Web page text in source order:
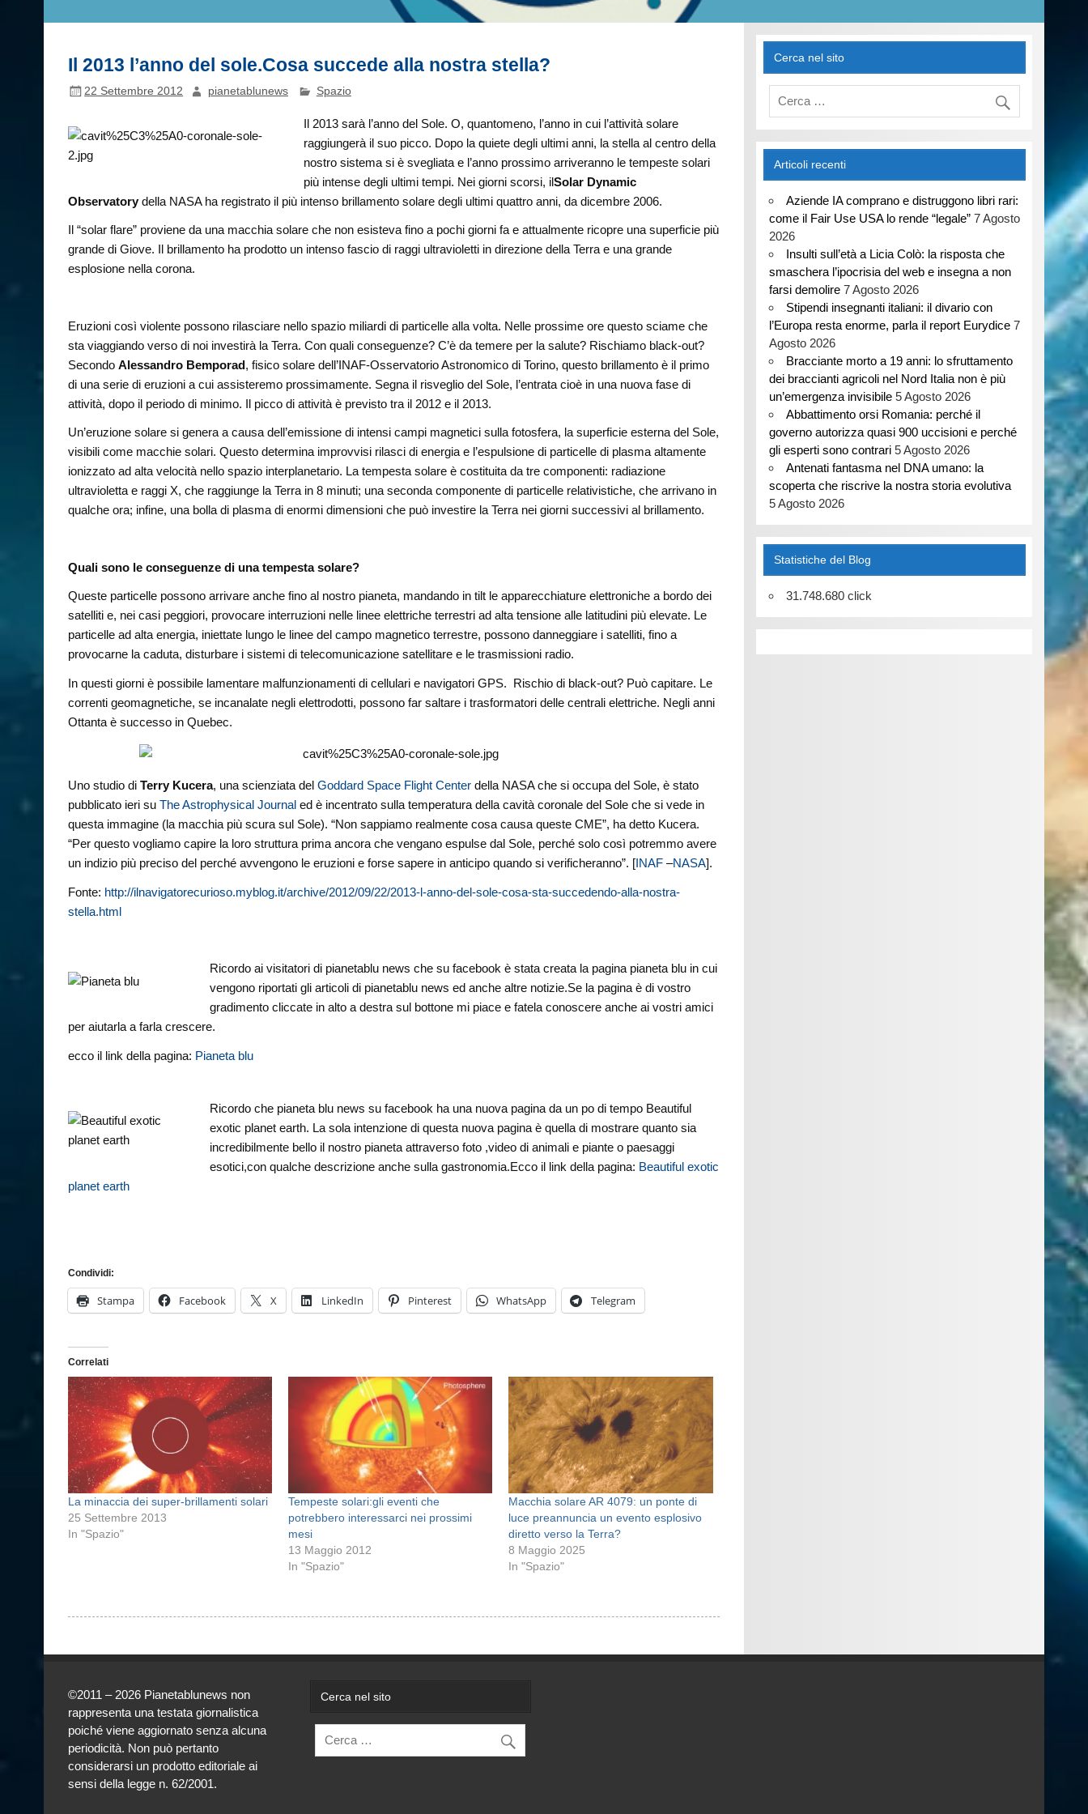
Il 2013 l’anno del sole.Cosa succede alla nostra stella?
22 Settembre 2012 pianetablunews Spazio
Il 2013 sarà l’anno del Sole. O, quantomeno, l’anno in cui l’attività solare
raggiungerà il suo picco. Dopo la quiete degli ultimi anni, la stella al centro della
nostro sistema si è svegliata e l’anno prossimo arriveranno le tempeste solari
più intense degli ultimi tempi. Nei giorni scorsi, ilSolar Dynamic
Observatory della NASA ha registrato il più intenso brillamento solare degli ultimi quattro anni, da dicembre 2006.
Il “solar flare” proviene da una macchia solare che non esisteva fino a pochi giorni fa e attualmente ricopre una superficie più
grande di Giove. Il brillamento ha prodotto un intenso fascio di raggi ultravioletti in direzione della Terra e una grande
esplosione nella corona.
Eruzioni così violente possono rilasciare nello spazio miliardi di particelle alla volta. Nelle prossime ore questo sciame che
sta viaggiando verso di noi investirà la Terra. Con quali conseguenze? C’è da temere per la salute? Rischiamo black-out?
SecondoAlessandro Bemporad, fisico solare dell’INAF-Osservatorio Astronomico di Torino, questo brillamento è il primo
di una serie di eruzioni a cui assisteremo prossimamente. Segna il risveglio del Sole, l’entrata cioè in una nuova fase di
attività, dopo il periodo di minimo. Il picco di attività è previsto tra il 2012 e il 2013.
Un’eruzione solare si genera a causa dell’emissione di intensi campi magnetici sulla fotosfera, la superficie esterna del Sole,
visibili come macchie solari. Questo determina improvvisi rilasci di energia e l’espulsione di particelle di plasma altamente
ionizzato ad alta velocità nello spazio interplanetario. La tempesta solare è costituita da tre componenti: radiazione
ultravioletta e raggi X, che raggiunge la Terra in 8 minuti; una seconda componente di particelle relativistiche, che arrivano in
qualche ora; infine, una bolla di plasma di enormi dimensioni che può investire la Terra nei giorni successivi al brillamento.
Quali sono le conseguenze di una tempesta solare?
Queste particelle possono arrivare anche fino al nostro pianeta, mandando in tilt le apparecchiature elettroniche a bordo dei
satelliti e, nei casi peggiori, provocare interruzioni nelle linee elettriche terrestri ad alta tensione alle latitudini più elevate. Le
particelle ad alta energia, iniettate lungo le linee del campo magnetico terrestre, possono danneggiare i satelliti, fino a
provocarne la caduta, disturbare i sistemi di telecomunicazione satellitare e le trasmissioni radio.
In questi giorni è possibile lamentare malfunzionamenti di cellulari e navigatori GPS. Rischio di black-out? Può capitare. Le
correnti geomagnetiche, se incanalate negli elettrodotti, possono far saltare i trasformatori delle centrali elettriche. Negli anni
Ottanta è successo in Quebec.
Uno studio diTerry Kucera, una scienziata delGoddard Space Flight Center della NASA che si occupa del Sole, è stato
pubblicato ieri suThe Astrophysical Journal ed è incentrato sulla temperatura della cavità coronale del Sole che si vede in
questa immagine (la macchia più scura sul Sole). “Non sappiamo realmente cosa causa queste CME”, ha detto Kucera.
“Per questo vogliamo capire la loro struttura prima ancora che vengano espulse dal Sole, perché solo così potremmo avere
un indizio più preciso del perché avvengono le eruzioni e forse sapere in anticipo quando si verificheranno”. [INAF –NASA].
Fonte: http://ilnavigatorecurioso.myblog.it/archive/2012/09/22/2013-l-anno-del-sole-cosa-sta-succedendo-alla-nostra-
stella.html
Ricordo ai visitatori di pianetablu news che su facebook è stata creata la pagina pianeta blu in cui
vengono riportati gli articoli di pianetablu news ed anche altre notizie.Se la pagina è di vostro
gradimento cliccate in alto a destra sul bottone mi piace e fatela conoscere anche ai vostri amici
per aiutarla a farla crescere.
ecco il link della pagina: Pianeta blu
Ricordo che pianeta blu news su facebook ha una nuova pagina da un po di tempo Beautiful
exotic planet earth. La sola intenzione di questa nuova pagina è quella di mostrare quanto sia
incredibilmente bello il nostro pianeta attraverso foto ,video di animali e piante o paesaggi
esotici,con qualche descrizione anche sulla gastronomia.Ecco il link della pagina: Beautiful exotic
planet earth
Condividi:
Stampa Facebook X LinkedIn Pinterest WhatsApp Telegram
Correlati
La minaccia dei super-brillamenti solari
25 Settembre 2013
In "Spazio"
Tempeste solari:gli eventi che
potrebbero interessarci nei prossimi
mesi
13 Maggio 2012
In "Spazio"
Macchia solare AR 4079: un ponte di
luce preannuncia un evento esplosivo
diretto verso la Terra?
8 Maggio 2025
In "Spazio"
Cerca nel sito
Articoli recenti
Aziende IA comprano e distruggono libri rari:
come il Fair Use USA lo rende “legale” 7 Agosto
2026
Insulti sull’età a Licia Colò: la risposta che
smaschera l’ipocrisia del web e insegna a non
farsi demolire 7 Agosto 2026
Stipendi insegnanti italiani: il divario con
l’Europa resta enorme, parla il report Eurydice 7
Agosto 2026
Bracciante morto a 19 anni: lo sfruttamento
dei braccianti agricoli nel Nord Italia non è più
un’emergenza invisibile 5 Agosto 2026
Abbattimento orsi Romania: perché il
governo autorizza quasi 900 uccisioni e perché
gli esperti sono contrari 5 Agosto 2026
Antenati fantasma nel DNA umano: la
scoperta che riscrive la nostra storia evolutiva
5 Agosto 2026
Statistiche del Blog
31.748.680 click
©2011 – 2026 Pianetablunews non
rappresenta una testata giornalistica
poiché viene aggiornato senza alcuna
periodicità. Non può pertanto
considerarsi un prodotto editoriale ai
sensi della legge n. 62/2001.
Cerca nel sito